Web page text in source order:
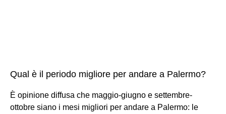
Qual è il periodo migliore per andare a Palermo?
È opinione diffusa che maggio-giugno e settembre-
ottobre siano i mesi migliori per andare a Palermo: le